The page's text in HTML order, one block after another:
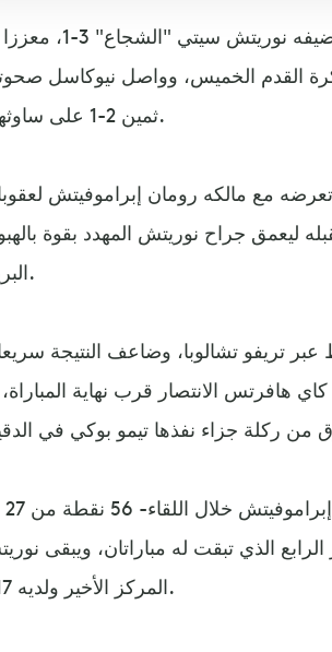
تخطى تشلسي مخاوفه خارج الملعب ليهزم
القدم الخميس، وواصل نيوكاسل
ثمين 2-1 على ساوثهامبتون.
مع مالكه رومان إبراموفيتش
ليعمق جراح نوريتش المهدد بقوة
البريميرليغ.
بعد 3 دقائق فقط عبر تريفو تشالوبا، وضاعف النتيجة
14، قبل أن يضمن كاي هافرتس الانتصار قرب نهاية
الرابع الذي تبقت له مباراتان، ويبقى
المركز الأخير ولديه 17 نقطة.